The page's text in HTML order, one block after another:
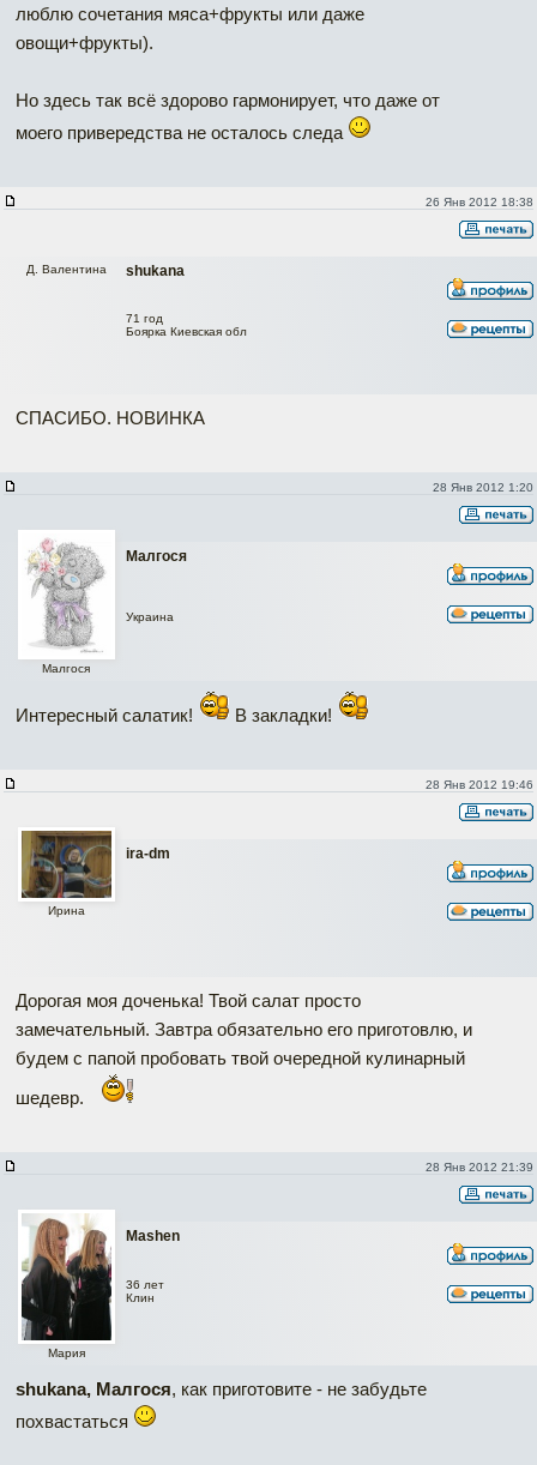
люблю сочетания мяса+фрукты или даже
овощи+фрукты).
Но здесь так всё здорово гармонирует, что даже от
моего привередства не осталось следа
26 Янв 2012 18:38
shukana
Д. Валентина
71 год
Боярка Киевская обл
СПАСИБО. НОВИНКА
28 Янв 2012 1:20
Малгося
Малгося
Украина
Интересный салатик! В закладки!
28 Янв 2012 19:46
ira-dm
Ирина
Дорогая моя доченька! Твой салат просто
замечательный. Завтра обязательно его приготовлю, и
будем с папой пробовать твой очередной кулинарный
шедевр.
28 Янв 2012 21:39
Mashen
Мария
36 лет
Клин
shukana, Малгося, как приготовите - не забудьте
похвастаться